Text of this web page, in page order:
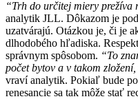
“Trh do určitej miery prežíva
analytik JLL. Dôkazom je
uzatvárajú. Otázkou je, či je
dlhodobého hľadiska.
správnym spôsobom. “To
počet bytov a v takom
vraví analytik. Pokiaľ bude
renesancie sa tak môže stať